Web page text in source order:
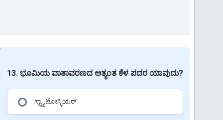
13. ಭೂಮಿಯ ವಾತಾವರಣದ ಅತ್ಯಂತ ಕೆಳ ಪದರ ಯಾವುದು?
ಸ್ಟ್ರ್ಯಾಟೋಸ್ಫಿಯರ್